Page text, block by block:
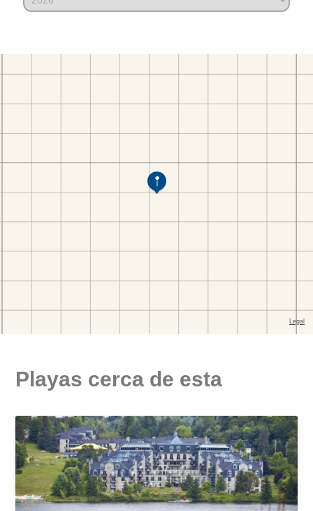
Playas cerca de esta